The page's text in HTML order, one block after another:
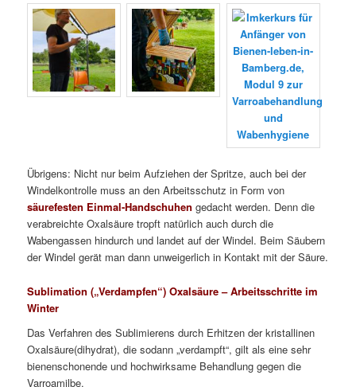
Übrigens: Nicht nur beim Aufziehen der Spritze, auch bei der
Windelkontrolle muss an den Arbeitsschutz in Form von
säurefesten Einmal-Handschuhen gedacht werden. Denn die
verabreichte Oxalsäure tropft natürlich auch durch die
Wabengassen hindurch und landet auf der Windel. Beim Säubern
der Windel gerät man dann unweigerlich in Kontakt mit der Säure.
Sublimation („Verdampfen“) Oxalsäure – Arbeitsschritte im
Winter
Das Verfahren des Sublimierens durch Erhitzen der kristallinen
Oxalsäure(dihydrat), die sodann „verdampft“, gilt als eine sehr
bienenschonende und hochwirksame Behandlung gegen die
Varroamilbe.